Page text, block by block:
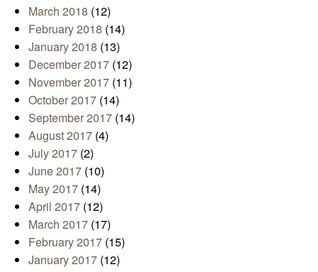
March 2018 (12)
February 2018 (14)
January 2018 (13)
December 2017 (12)
November 2017 (11)
October 2017 (14)
September 2017 (14)
August 2017 (4)
July 2017 (2)
June 2017 (10)
May 2017 (14)
April 2017 (12)
March 2017 (17)
February 2017 (15)
January 2017 (12)